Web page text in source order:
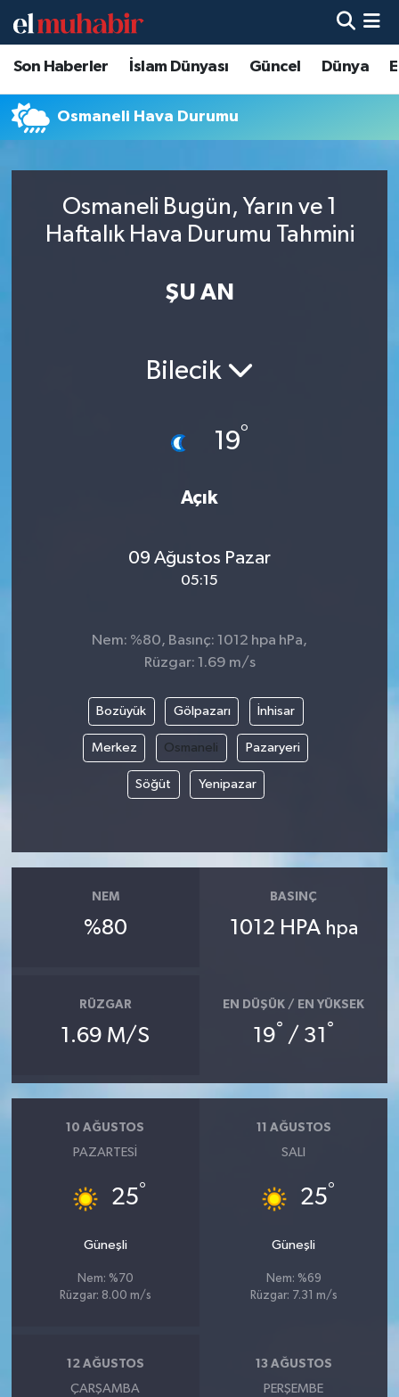
Son Haberler İslam Dünyası Güncel Dünya
Osmaneli Hava Durumu
Osmaneli Bugün, Yarın ve 1
Haftalık Hava Durumu Tahmini
ŞU AN
Bilecik
19°
Açık
09 Ağustos Pazar
05:15
Nem: %80, Basınç: 1012 hpa hPa,
Rüzgar: 1.69 m/s
Bozüyük Gölpazarı İnhisar
Merkez Osmaneli Pazaryeri
Söğüt Yenipazar
NEM
%80
BASINÇ
1012 HPA hpa
RÜZGAR
1.69 M/S
EN DÜŞÜK / EN YÜKSEK
19° / 31 °
10 AĞUSTOS
PAZARTESI
25°
Güneşli
Nem: %70
Rüzgar: 8.00 m/s
11 AĞUSTOS
SALI
25°
Güneşli
Nem: %69
Rüzgar: 7.31 m/s
12 AĞUSTOS
ÇARŞAMBA
13 AĞUSTOS
PERŞEMBE
Hava Durumu
Trafik Durumu
Tüm Manşetler